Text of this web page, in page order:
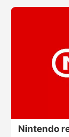
Nintendo